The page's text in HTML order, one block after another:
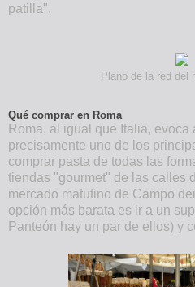
patilla".
Plano de la red del
Qué comprar en Roma
Roma, al igual que Italia, evoca
precisamente uno de los
comprar pasta de todas las
tiendas "gourmet" de las calles
mercado matutino de Campo
opción más barata es ir a un
Panteón hay un par de ellos) y